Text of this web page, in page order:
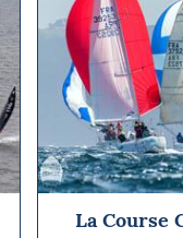
La Course